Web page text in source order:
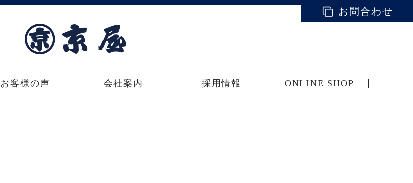
お問合わせ
お客様の声 会社案内 採用情報 ONLINE SHOP